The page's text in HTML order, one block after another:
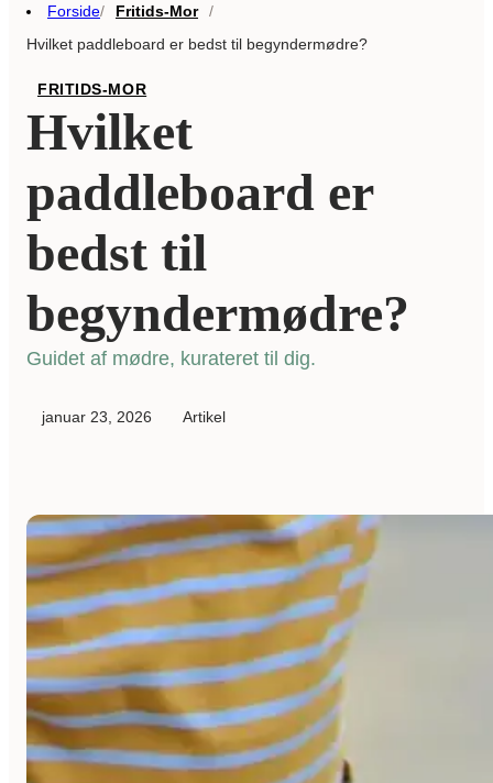
Forside/ Fritids-Mor
/
Hvilket paddleboard er bedst til begyndermødre?
FRITIDS-MOR
Hvilket
paddleboard er
bedst til
begyndermødre?
Guidet af mødre, kurateret til dig.
januar 23, 2026 Artikel